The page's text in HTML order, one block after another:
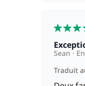
Sean
Traduit